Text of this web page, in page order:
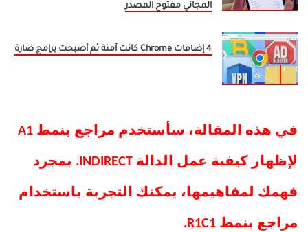
المجاني مفتوح المصدر
4 إضافات Chrome كانت آمنة ثم أصبحت برامج ضارة
في هذه المقالة، سأستخدم مراجع بنمط A1
لإظهار كيفية عمل الدالة INDIRECT. بمجرد
فهمك لمفاهيمها، يمكنك التجربة باستخدام
مراجع بنمط R1C1.